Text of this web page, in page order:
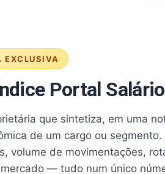
EXCLUSIVA
Portal Salário
que sintetiza, em uma
de um cargo ou
volume de movimentações,
— tudo num único